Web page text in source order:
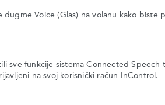
Voice (Glas) na volanu kako biste
sve funkcije sistema Connected Speech
na svoj korisnički račun InControl.